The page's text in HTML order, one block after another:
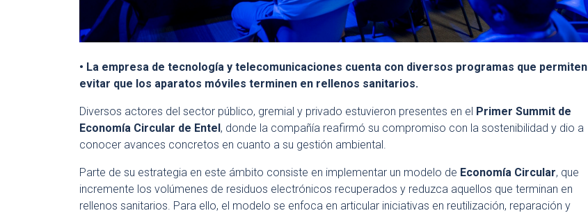
• La empresa de tecnología y telecomunicaciones cuenta con diversos programas que permiten
evitar que los aparatos móviles terminen en rellenos sanitarios.
Diversos actores del sector público, gremial y privado estuvieron presentes en el Primer Summit de
Economía Circular de Entel, donde la compañía reafirmó su compromiso con la sostenibilidad y dio a
conocer avances concretos en cuanto a su gestión ambiental.
Parte de su estrategia en este ámbito consiste en implementar un modelo de Economía Circular, que
incremente los volúmenes de residuos electrónicos recuperados y reduzca aquellos que terminan en
rellenos sanitarios. Para ello, el modelo se enfoca en articular iniciativas en reutilización, reparación y